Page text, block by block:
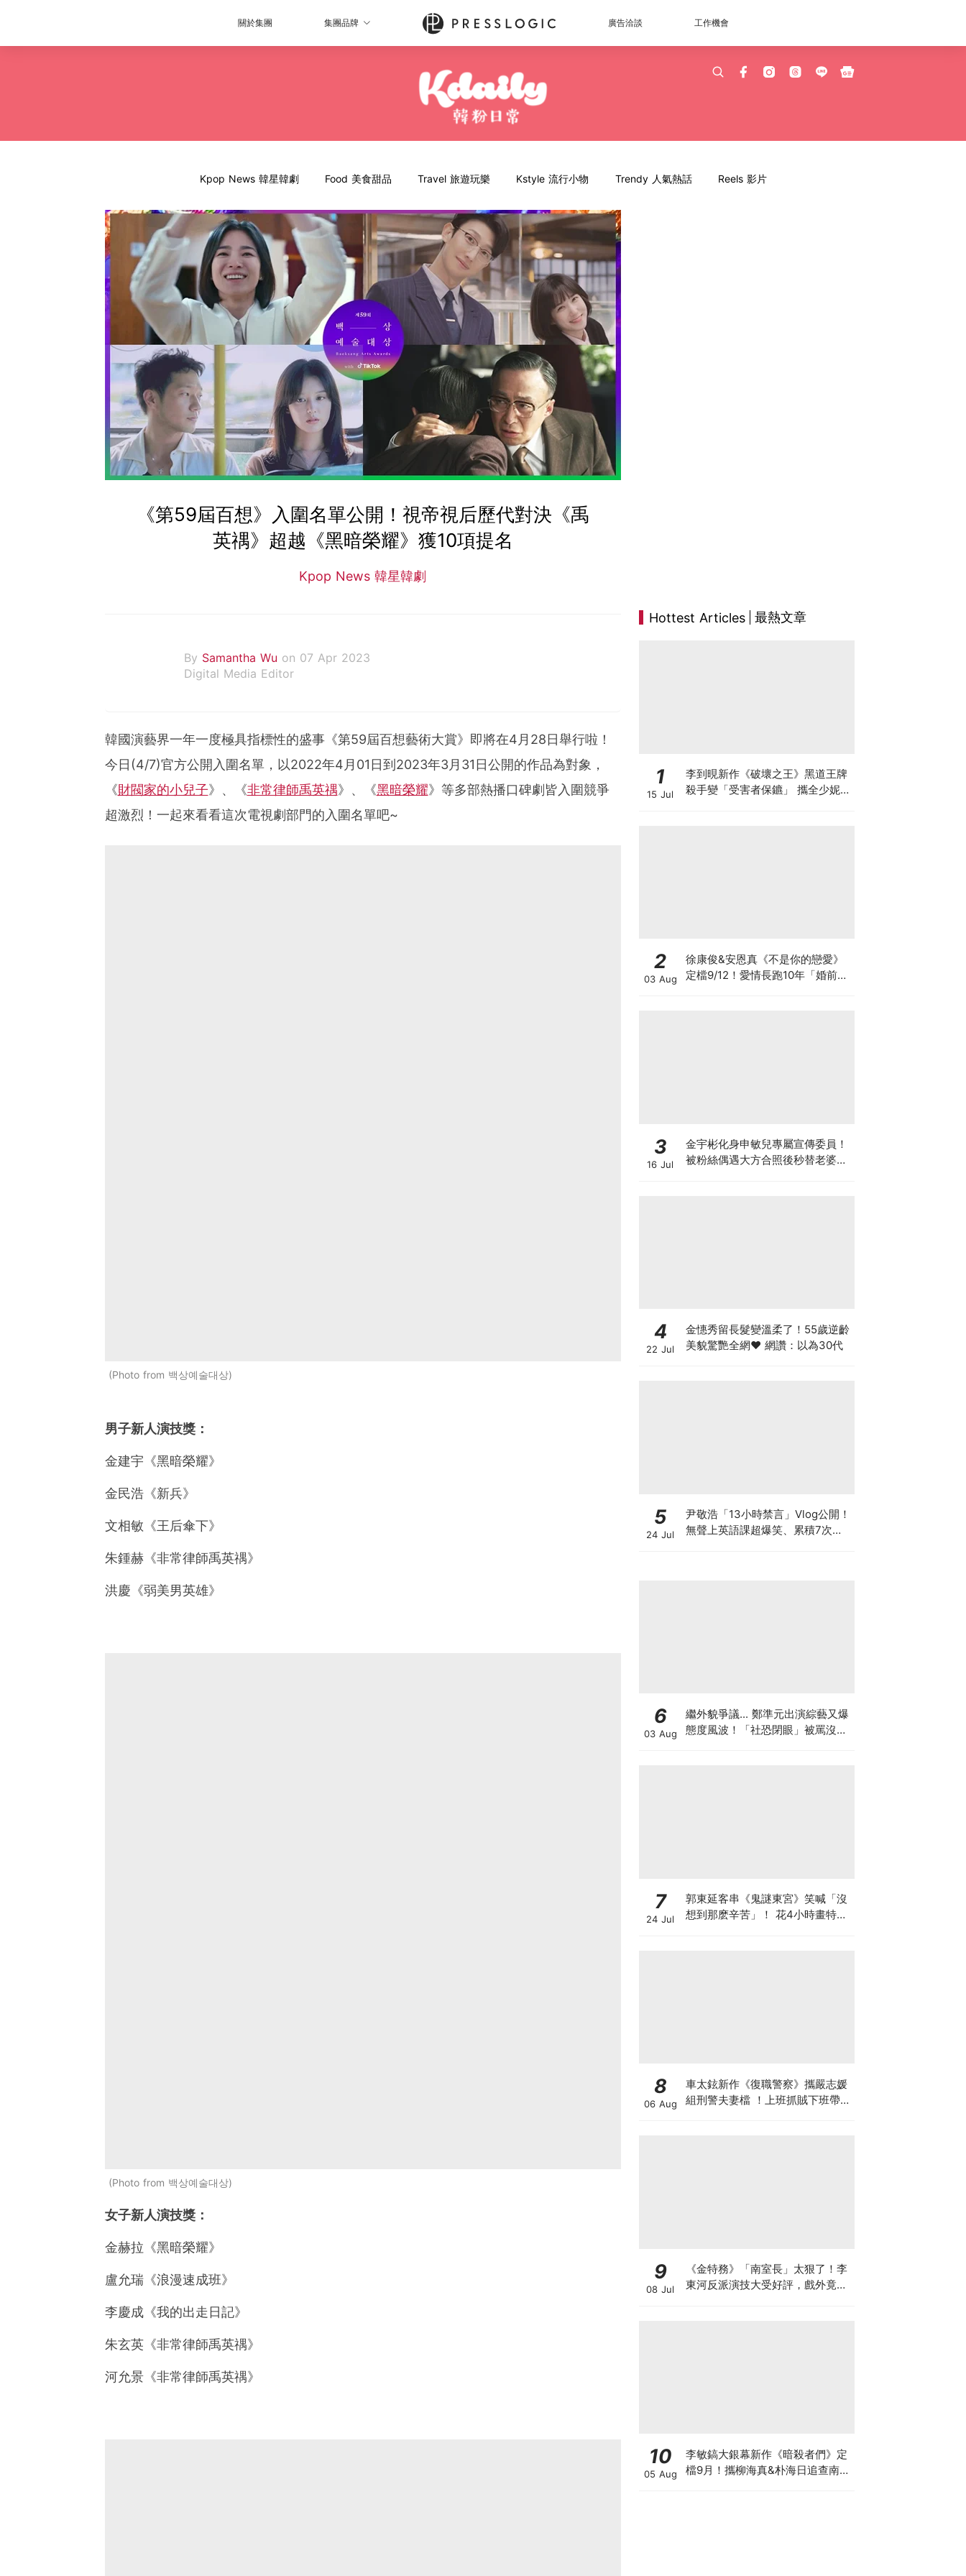
關於集團 集團品牌 廣告洽談 工作機會
Kpop News 韓星韓劇 Food 美食甜品 Travel 旅遊玩樂 Kstyle 流行小物 Trendy 人氣熱話 Reels 影片
《第59屆百想》入圍名單公開！視帝視后歷代對決《禹
英禑》超越《黑暗榮耀》獲10項提名
Kpop News 韓星韓劇
By Samantha Wu on 07 Apr 2023
Digital Media Editor
韓國演藝界一年一度極具指標性的盛事《第59屆百想藝術大賞》即將在4月28日舉行啦！
今日(4/7)官方公開入圍名單，以2022年4月01日到2023年3月31日公開的作品為對象，
《財閥家的小兒子》、《非常律師禹英禑》、《黑暗榮耀》等多部熱播口碑劇皆入圍競爭
超激烈！一起來看看這次電視劇部門的入圍名單吧~
Photo from 백상예술대상
男子新人演技獎：
金建宇《黑暗榮耀》
金民浩《新兵》
文相敏《王后傘下》
朱鍾赫《非常律師禹英禑》
洪慶《弱美男英雄》
Photo from 백상예술대상
女子新人演技獎：
金赫拉《黑暗榮耀》
盧允瑞《浪漫速成班》
李慶成《我的出走日記》
朱玄英《非常律師禹英禑》
河允景《非常律師禹英禑》
Hottest Articles 最熱文章
1
15 Jul
李到晛新作《破壞之王》黑道王牌
殺手變「受害者保鑣」 攜全少妮&
2
03 Aug
徐康俊&安恩真《不是你的戀愛》
定檔9/12！愛情長跑10年「婚前雙
3
16 Jul
金宇彬化身申敏兒專屬宣傳委員！
被粉絲偶遇大方合照後秒替老婆宣
4
22 Jul
金憓秀留長髮變溫柔了！55歲逆齡
美貌驚艷全網♥ 網讚：以為30代
5
24 Jul
尹敬浩「13小時禁言」Vlog公開！
無聲上英語課超爆笑、累積7次警
6
03 Aug
繼外貌爭議... 鄭準元出演綜藝又爆
態度風波！「社恐閉眼」被罵沒誠
7
24 Jul
郭東延客串《鬼謎東宮》笑喊「沒
想到那麽辛苦」！ 花4小時畫特效
8
06 Aug
車太鉉新作《復職警察》攜嚴志媛
組刑警夫妻檔 ！上班抓賊下班帶五
9
08 Jul
《金特務》「南室長」太狠了！李
東河反派演技大受好評，戲外竟是
10
05 Aug
李敏鎬大銀幕新作《暗殺者們》定
檔9月！攜柳海真&朴海日追查南韓